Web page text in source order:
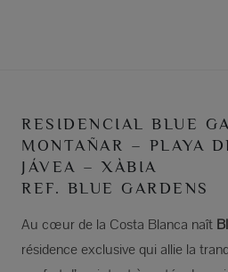
RESIDENCIAL BLUE
MONTAÑAR – PLAYA
JÁVEA – XÀBIA
REF. BLUE GARDENS
Au cœur de la Costa Blanca naît
résidence exclusive qui allie la